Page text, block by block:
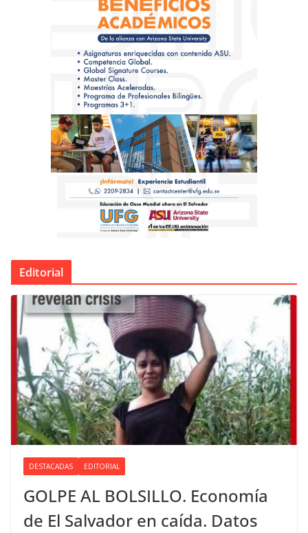
Editorial
DESTACADAS EDITORIAL
GOLPE AL BOLSILLO. Economía
de El Salvador en caída. Datos